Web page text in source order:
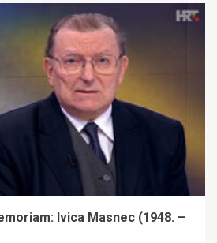
Ivica Masnec (1948. –